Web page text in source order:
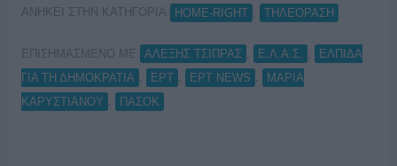
ΑΝΗΚΕΙ ΣΤΗΝ ΚΑΤΗΓΟΡΙΑ: HOME-RIGHT ΤΗΛΕΟΡΑΣΗ
ΕΠΙΣΗΜΑΣΜΕΝΟ ΜΕ: ΑΛΕΞΗΣ ΤΣΙΠΡΑΣ Ε.Λ.Α.Σ.
ΕΛΠΙΔΑ
ΓΙΑ ΤΗ ΔΗΜΟΚΡΑΤΙΑ
ΕΡΤ ΕΡΤ NEWS
ΜΑΡΙΑ
ΚΑΡΥΣΤΙΑΝΟΥ
ΠΑΣΟΚ